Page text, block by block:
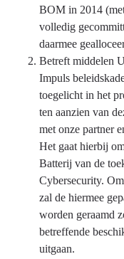
BOM in 2014
volledig
daarmee
Betreft middelen
Impuls
toegelicht in het
ten aanzien van
met onze partner
Het gaat hierbij
Batterij van de
Cybersecurity.
zal de hiermee
worden geraamd
betreffende
uitgaan.